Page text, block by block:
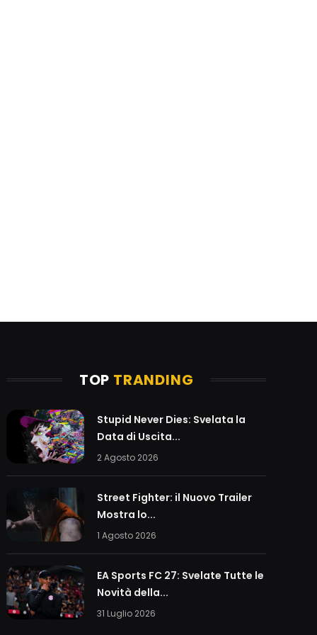
TOP TRANDING
Stupid Never Dies: Svelata la
Data di Uscita...
2 Agosto 2026
Street Fighter: il Nuovo Trailer
Mostra lo...
1 Agosto 2026
EA Sports FC 27: Svelate Tutte le
Novità della...
31 Luglio 2026